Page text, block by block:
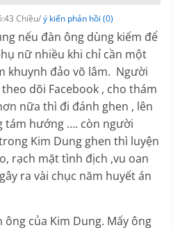
Chiều/ý kiến phản hồi (0)
nếu đàn ông dùng kiếm để
nữ nhiều khi chỉ cần một
khuynh đảo võ lâm. Người
dõi Facebook , cho thám
nữa thì đi đánh ghen , lên
tám hướng …. còn người
Kim Dung ghen thì luyện
rạch mặt tình địch ,vu oan
ra vài chục năm huyết án
của Kim Dung. Mấy ông